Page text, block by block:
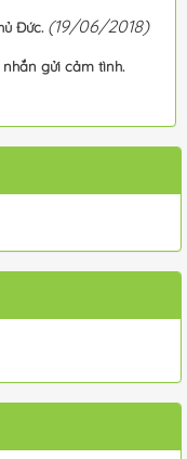
Đức. (19/06/2018)
gửi cảm tình.